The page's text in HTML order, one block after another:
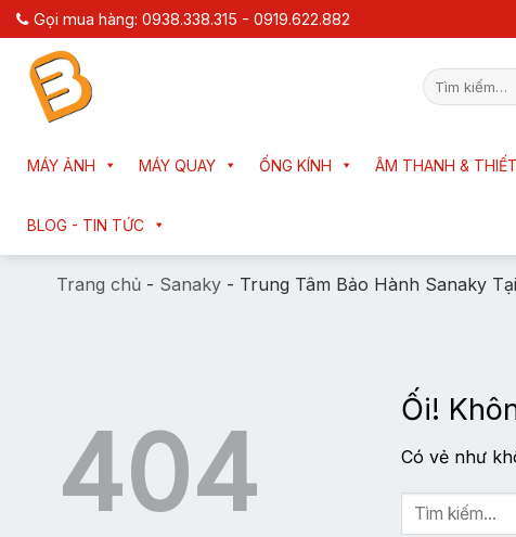
Chuyển
đến
dung
Gọi mua hàng: 0938.338.315 - 0919.622.882
Tìm
kiếm:
MÁY ẢNH MÁY QUAY ỐNG KÍNH ÂM THANH &
BLOG - TIN TỨC
Trang chủ - Sanaky - Trung Tâm Bảo Hành Sanaky
404
Ối!
Có vẻ như